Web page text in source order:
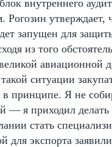
внутреннего
Рогозин утверждает,
запущен для
из того
авиационной
ситуации
принципе. Я не
— я приходил
стать
для экспорта